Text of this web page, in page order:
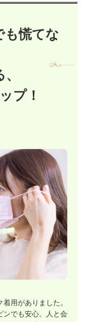
も慌てな
プ！
用がありました。
ンでも安心。人と会